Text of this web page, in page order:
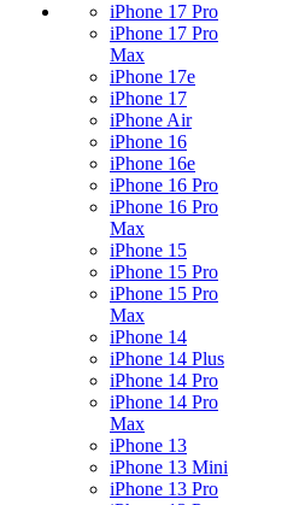
iPhone 17 Pro
iPhone 17 Pro
Max
iPhone 17e
iPhone 17
iPhone Air
iPhone 16
iPhone 16e
iPhone 16 Pro
iPhone 16 Pro
Max
iPhone 15
iPhone 15 Pro
iPhone 15 Pro
Max
iPhone 14
iPhone 14 Plus
iPhone 14 Pro
iPhone 14 Pro
Max
iPhone 13
iPhone 13 Mini
iPhone 13 Pro